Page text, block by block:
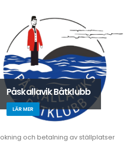
Påskallavik Båtklubb
LÄR MER
och betalning av ställplatser